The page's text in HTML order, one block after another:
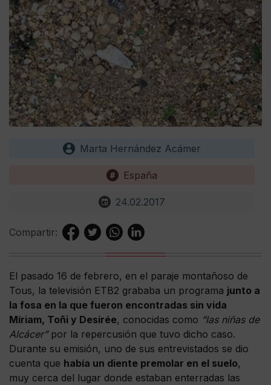
Marta Hernández Acámer
España
24.02.2017
Compartir:
El pasado 16 de febrero, en el paraje montañoso de
Tous, la televisión ETB2 grababa un programa junto a
la fosa en la que fueron encontradas sin vida
Míriam, Toñi y Desirée, conocidas como “las niñas de
Alcácer”por la repercusión que tuvo dicho caso.
Durante su emisión, uno de sus entrevistados se dio
cuenta que había un diente premolar en el suelo,
muy cerca del lugar donde estaban enterradas las